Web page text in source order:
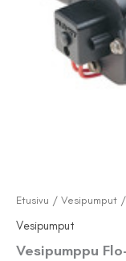
Etusivu / Vesipumput
Vesipumput
Vesipumppu